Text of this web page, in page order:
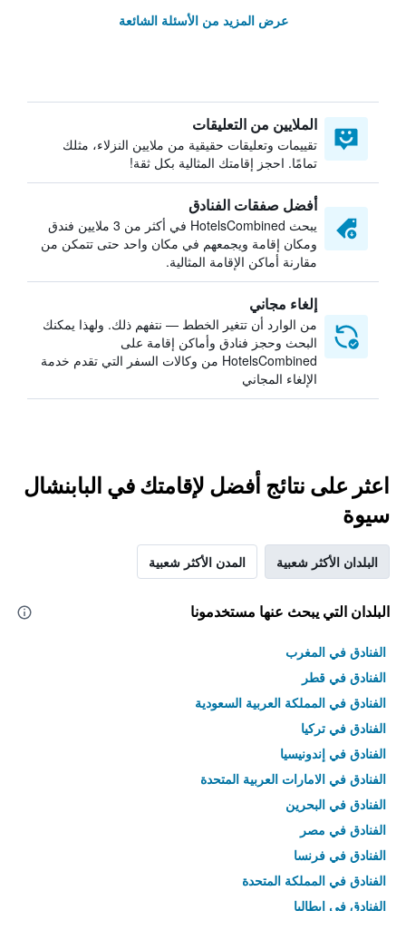
عرض المزيد من الأسئلة الشائعة
الملايين من التعليقات
تقييمات وتعليقات حقيقية من ملايين النزلاء، مثلك
تمامًا. احجز إقامتك المثالية بكل ثقة!
أفضل صفقات الفنادق
يبحث HotelsCombined في أكثر من 3 ملايين فندق
ومكان إقامة ويجمعهم في مكان واحد حتى تتمكن من
مقارنة أماكن الإقامة المثالية.
إلغاء مجاني
من الوارد أن تتغير الخطط — نتفهم ذلك. ولهذا يمكنك
البحث وحجز فنادق وأماكن إقامة على
HotelsCombined من وكالات السفر التي تقدم خدمة
الإلغاء المجاني
اعثر على نتائج أفضل لإقامتك في البابنشال
سيوة
البلدان الأكثر شعبية المدن الأكثر شعبية
البلدان التي يبحث عنها مستخدمونا
الفنادق في المغرب
الفنادق في قطر
الفنادق في المملكة العربية السعودية
الفنادق في تركيا
الفنادق في إندونيسيا
الفنادق في الامارات العربية المتحدة
الفنادق في البحرين
الفنادق في مصر
الفنادق في فرنسا
الفنادق في المملكة المتحدة
الفنادق في إيطاليا